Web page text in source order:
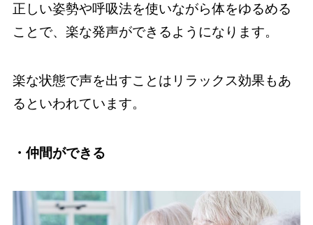
正しい姿勢や呼吸法を使いながら体をゆるめる
ことで、楽な発声ができるようになります。
楽な状態で声を出すことはリラックス効果もあ
るといわれています。
・仲間ができる